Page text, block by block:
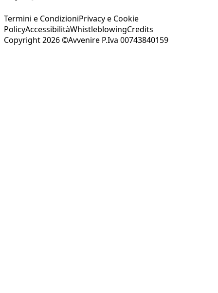
Termini e CondizioniPrivacy e Cookie
PolicyAccessibilitàWhistleblowingCredits
Copyright 2026 ©Avvenire P.Iva 00743840159